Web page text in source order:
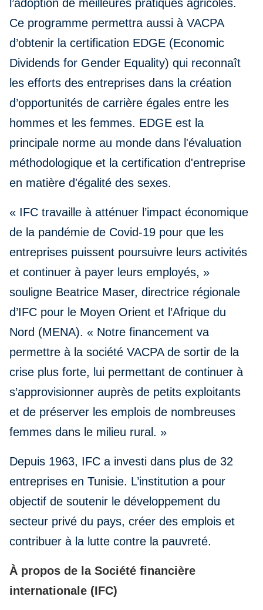
l’adoption de meilleures pratiques agricoles.
Ce programme permettra aussi à VACPA
d’obtenir la certification EDGE (Economic
Dividends for Gender Equality) qui reconnaît
les efforts des entreprises dans la création
d’opportunités de carrière égales entre les
hommes et les femmes. EDGE est la
principale norme au monde dans l'évaluation
méthodologique et la certification d'entreprise
en matière d'égalité des sexes.
« IFC travaille à atténuer l’impact économique
de la pandémie de Covid-19 pour que les
entreprises puissent poursuivre leurs activités
et continuer à payer leurs employés, »
souligne Beatrice Maser, directrice régionale
d’IFC pour le Moyen Orient et l’Afrique du
Nord (MENA). « Notre financement va
permettre à la société VACPA de sortir de la
crise plus forte, lui permettant de continuer à
s’approvisionner auprès de petits exploitants
et de préserver les emplois de nombreuses
femmes dans le milieu rural. »
Depuis 1963, IFC a investi dans plus de 32
entreprises en Tunisie. L’institution a pour
objectif de soutenir le développement du
secteur privé du pays, créer des emplois et
contribuer à la lutte contre la pauvreté.
À propos de la Société financière
internationale (IFC)